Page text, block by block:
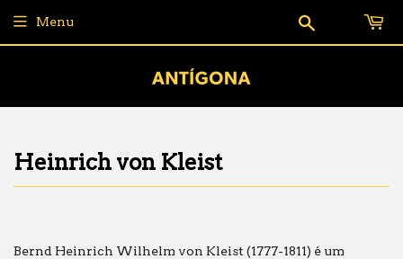
Menu Pesquisar
Heinrich von Kleist
Bernd Heinrich Wilhelm von Kleist (1777-1811) é um